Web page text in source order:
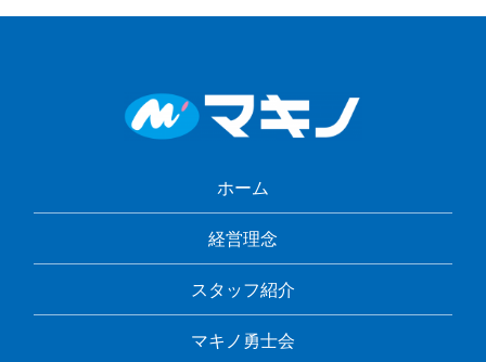
ホーム
経営理念
スタッフ紹介
マキノ勇士会